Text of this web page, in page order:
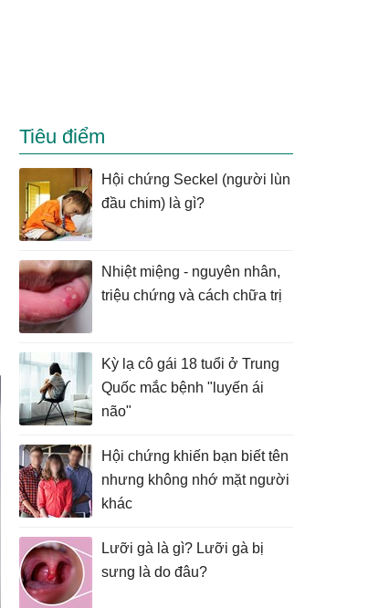
Tiêu điểm
Hội chứng Seckel (người lùn
đầu chim) là gì?
Nhiệt miệng - nguyên nhân,
triệu chứng và cách chữa trị
Kỳ lạ cô gái 18 tuổi ở Trung
Quốc mắc bệnh "luyến ái
não"
Hội chứng khiến bạn biết tên
nhưng không nhớ mặt người
khác
Lưỡi gà là gì? Lưỡi gà bị
sưng là do đâu?